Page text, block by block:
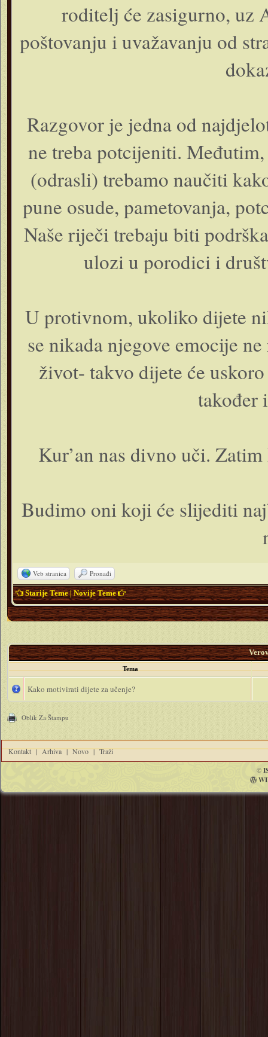
roditelj će zasigurno, uz
poštovanju i uvažavanju od
Razgovor je jedna od
ne treba potcijeniti.
(odrasli) trebamo naučiti
pune osude, pametovanja,
Naše riječi trebaju biti
ulozi u porodici i
U protivnom, ukoliko dijete
se nikada njegove emocije
život- takvo dijete će
također
Kur’an nas divno uči.
Budimo oni koji će slijediti
Veb stranica Pronađi
Starije Teme|Novije Teme
Tema
Kako motivirati dijete za učenje?
Oblik Za Štampu
Kontakt | Arhiva | Novo | Traži
©